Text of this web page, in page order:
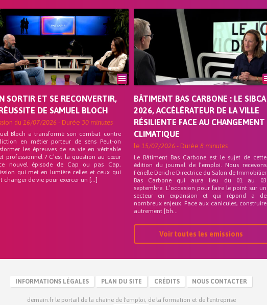
SORTIR ET SE RECONVERTIR,
DE SAMUEL BLOCH
du16/07/2026 - Durée30 minutes
Bloch a transformé son combat contre
en métier porteur de sens Peut-on
les épreuves de sa vie en véritable
professionnel ? C’est la question au cœur
nouvel épisode de Cap ou pas Cap,
qui met en lumière celles et ceux qui
changer de vie pour exercer un […]
BÂTIMENT BAS CARBONE : LE SIBCA
2026, ACCÉLÉRATEUR DE LA VILLE
RÉSILIENTE FACE AU CHANGEMENT
CLIMATIQUE
le 15/07/2026 - Durée 8 minutes
Le Bâtiment Bas Carbone est le sujet de cette
édition du journal de l’emploi. Nous recevons
Férielle Deriche Directrice du Salon de Immobilier
Bas Carbone qui aura lieu du 01 au 03
septembre. L’occasion pour faire le point sur un
secteur en expansion et qui répond a de
nombreux enjeux. Face aux canicules, construire
autrement [&h...
Voir toutes les emissions
INFORMATIONS LÉGALES PLAN DU SITE CRÉDITS NOUS CONTACTER
demain.fr le portail de la chaîne de l'emploi, de la formation et de l'entreprise